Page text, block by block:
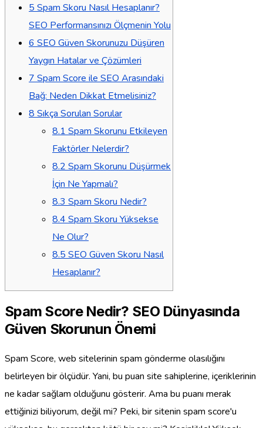
5 Spam Skoru Nasıl Hesaplanır?
SEO Performansınızı Ölçmenin Yolu
6 SEO Güven Skorunuzu Düşüren
Yaygın Hatalar ve Çözümleri
7 Spam Score ile SEO Arasındaki
Bağ: Neden Dikkat Etmelisiniz?
8 Sıkça Sorulan Sorular
8.1 Spam Skorunu Etkileyen
Faktörler Nelerdir?
8.2 Spam Skorunu Düşürmek
İçin Ne Yapmalı?
8.3 Spam Skoru Nedir?
8.4 Spam Skoru Yüksekse
Ne Olur?
8.5 SEO Güven Skoru Nasıl
Hesaplanır?
Spam Score Nedir? SEO Dünyasında
Güven Skorunun Önemi
Spam Score, web sitelerinin spam gönderme olasılığını
belirleyen bir ölçüdür. Yani, bu puan site sahiplerine, içeriklerinin
ne kadar sağlam olduğunu gösterir. Ama bu puanı merak
ettiğinizi biliyorum, değil mi? Peki, bir sitenin spam score'u